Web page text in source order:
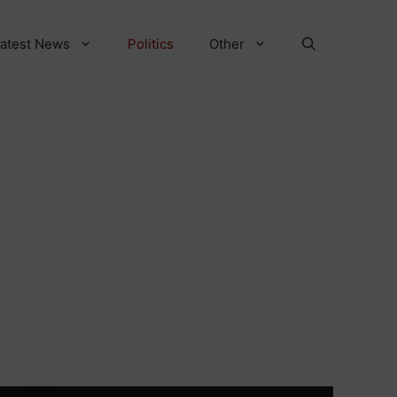
News Politics Other